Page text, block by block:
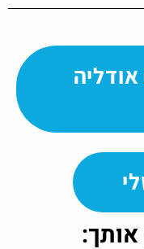
אותך: